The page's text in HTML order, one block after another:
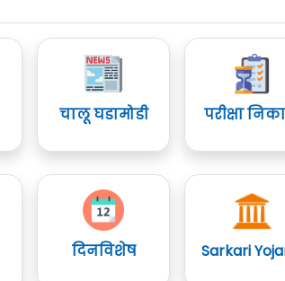
चालू घडामोडी परीक्षा
दिनविशेष Sarkari